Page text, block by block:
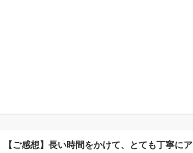
【ご感想】長い時間をかけて、とても丁寧に